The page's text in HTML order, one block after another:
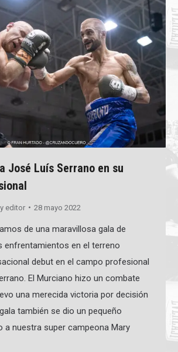
José Luís Serrano en su
editor 28 mayo 2022
de una maravillosa gala de
enfrentamientos en el terreno
debut en el campo profesional
El Murciano hizo un combate
una merecida victoria por decisión
también se dio un pequeño
a nuestra super campeona Mary